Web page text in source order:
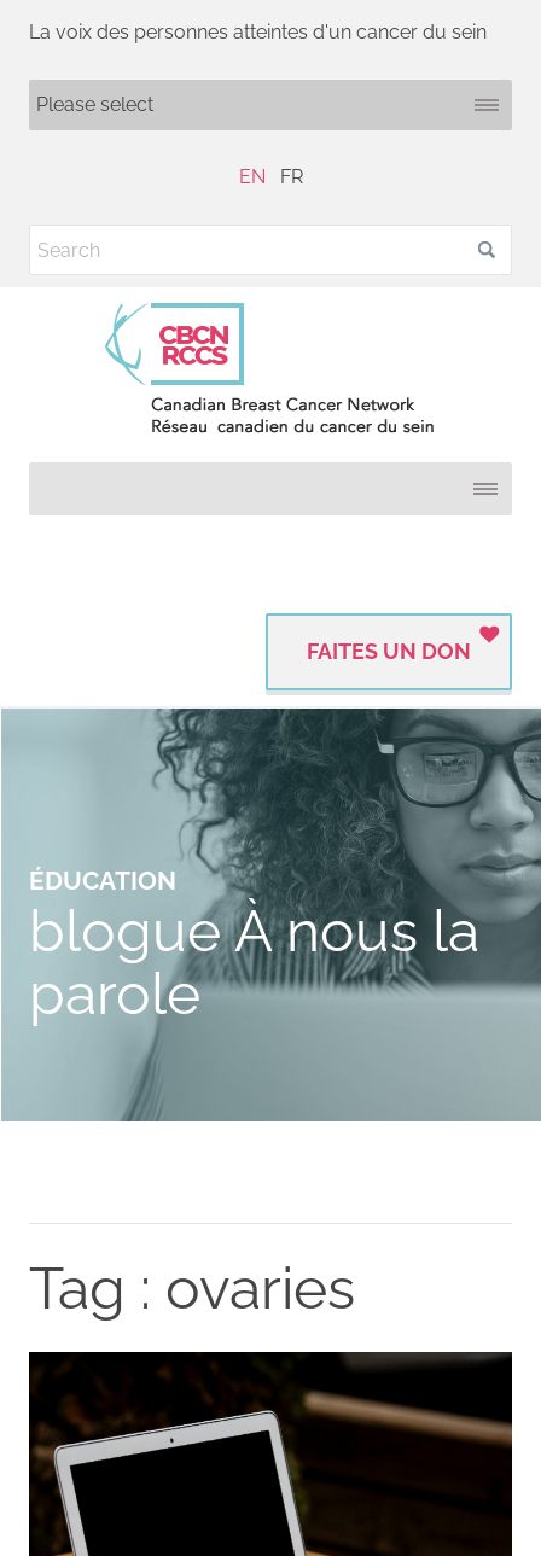
La voix des personnes atteintes d'un cancer du sein
EN FR
FAITES UN DON
ÉDUCATION
blogue À nous la
parole
Tag : ovaries